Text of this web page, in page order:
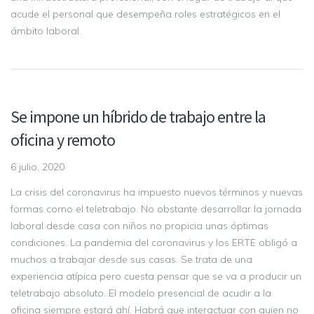
acude el personal que desempeña roles estratégicos en el
ámbito laboral.
Se impone un híbrido de trabajo entre la
oficina y remoto
6 julio, 2020
La crisis del coronavirus ha impuesto nuevos términos y nuevas
formas como el teletrabajo. No obstante desarrollar la jornada
laboral desde casa con niños no propicia unas óptimas
condiciones. La pandemia del coronavirus y los ERTE obligó a
muchos a trabajar desde sus casas. Se trata de una
experiencia atípica pero cuesta pensar que se va a producir un
teletrabajo absoluto. El modelo presencial de acudir a la
oficina siempre estará ahí. Habrá que interactuar con quien no